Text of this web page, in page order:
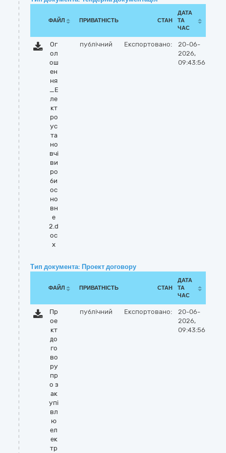
ФАЙЛ ПРИВАТНІСТЬ СТАН
ДАТА
ТА
ЧАС
Ог
ол
ош
ен
ня
_Е
ле
кт
ро
ус
та
но
вчі
ви
ро
би
ос
но
вн
е
2.d
oc
x
публічний Експортовано:
20-06-
2026,
09:43:56
Тип документа: Проект договору
ФАЙЛ ПРИВАТНІСТЬ СТАН
ДАТА
ТА
ЧАС
Пр
ое
кт
до
го
во
ру
пр
о з
ак
упі
вл
ю
ел
ек
тр
публічний Експортовано:
20-06-
2026,
09:43:56